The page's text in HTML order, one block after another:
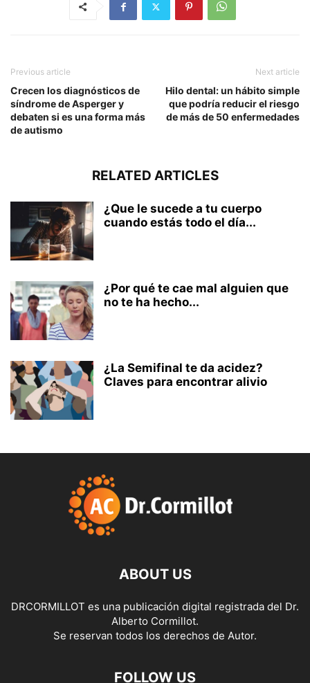
Previous article
Crecen los diagnósticos de
síndrome de Asperger y
debaten si es una forma más
de autismo
Next article
Hilo dental: un hábito simple
que podría reducir el riesgo
de más de 50 enfermedades
RELATED ARTICLES
¿Que le sucede a tu cuerpo
cuando estás todo el día...
¿Por qué te cae mal alguien que
no te ha hecho...
¿La Semifinal te da acidez?
Claves para encontrar alivio
ABOUT US
DRCORMILLOT es una publicación digital registrada del Dr.
Alberto Cormillot.
Se reservan todos los derechos de Autor.
FOLLOW US